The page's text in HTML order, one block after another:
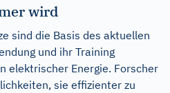
wird
sind die Basis des aktuellen
und ihr Training
elektrischer Energie. Forscher
sie effizienter zu